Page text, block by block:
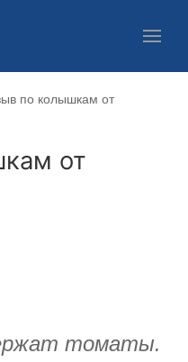
по колышкам от
от
томаты.